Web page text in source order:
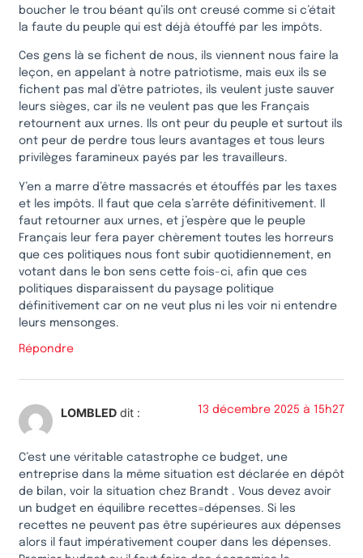
boucher le trou béant qu’ils ont creusé comme si c’était
la faute du peuple qui est déjà étouffé par les impôts.
Ces gens là se fichent de nous, ils viennent nous faire la
leçon, en appelant à notre patriotisme, mais eux ils se
fichent pas mal d’être patriotes, ils veulent juste sauver
leurs sièges, car ils ne veulent pas que les Français
retournent aux urnes. Ils ont peur du peuple et surtout ils
ont peur de perdre tous leurs avantages et tous leurs
privilèges faramineux payés par les travailleurs.
Y’en a marre d’être massacrés et étouffés par les taxes
et les impôts. Il faut que cela s’arrête définitivement. Il
faut retourner aux urnes, et j’espère que le peuple
Français leur fera payer chèrement toutes les horreurs
que ces politiques nous font subir quotidiennement, en
votant dans le bon sens cette fois-ci, afin que ces
politiques disparaissent du paysage politique
définitivement car on ne veut plus ni les voir ni entendre
leurs mensonges.
Répondre
LOMBLED dit : 13 décembre 2025 à 15h27
C’est une véritable catastrophe ce budget, une
entreprise dans la même situation est déclarée en dépôt
de bilan, voir la situation chez Brandt . Vous devez avoir
un budget en équilibre recettes=dépenses. Si les
recettes ne peuvent pas être supérieures aux dépenses
alors il faut impérativement couper dans les dépenses.